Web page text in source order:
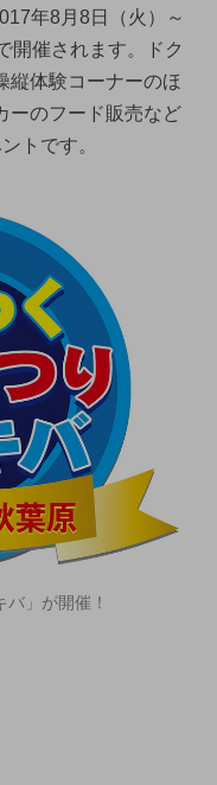
年8月8日（火）～
開催されます。ドク
縦体験コーナーのほ
ーのフード販売など
トです。
バ」が開催！